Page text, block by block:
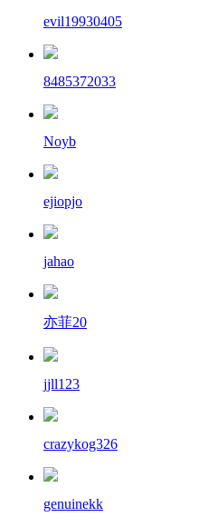
evil19930405
8485372033
Noyb
ejiopjo
jahao
亦菲20
jjll123
crazykog326
genuinekk